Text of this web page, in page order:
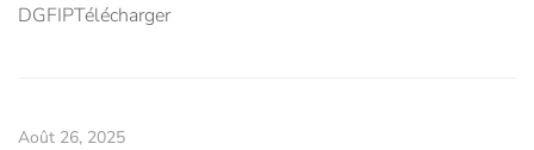
DGFIPTélécharger
Août 26, 2025